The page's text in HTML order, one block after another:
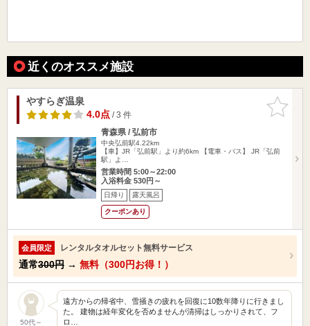
近くのオススメ施設
お気に入
りに追加
やすらぎ温泉
4.0点/ 3 件
青森県 / 弘前市
中央弘前駅4.22km
【車】JR「弘前駅」より約6km 【電車・バス】 JR「弘前
駅」よ…
営業時間 5:00～22:00
入浴料金 530円～
日帰り 露天風呂
クーポンあり
会員限定 レンタルタオルセット無料サービス
通常300円 → 無料（300円お得！）
50代～
遠方からの帰省中、雪掻きの疲れを回復に10数年降りに行きまし
た。 建物は経年変化を否めませんが清掃はしっかりされて、フ
ロ…